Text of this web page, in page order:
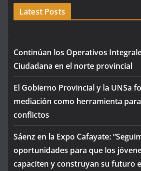
Latest Posts
Continúan los Operativos
Ciudadana en el norte provincial
El Gobierno Provincial y la UNSa
mediación como herramienta
conflictos
Sáenz en la Expo Cafayate:
oportunidades para que los
capaciten y construyan su futuro